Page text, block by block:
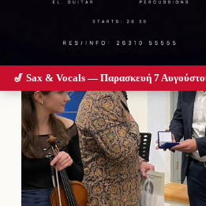
🎷 Sax & Vocals — Παρασκευή 7